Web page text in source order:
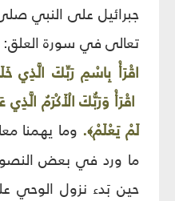
جبرائيل على النبي
تعالى في سورة
اقْرَأْ بِاسْمِ رَبِّكَ الَّذِي
اقْرَأْ وَرَبُّكَ الْأَكْرَمُ الَّذِي
لَمْ يَعْلَمْ﴾. وما يهمنا
ما ورد في بعض
حين بَدء نزول الوحي